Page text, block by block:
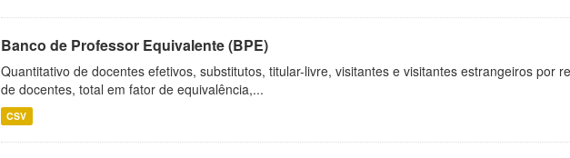
Banco de Professor Equivalente (BPE)
Quantitativo de docentes efetivos, substitutos, titular-livre, visitantes e visitantes estrangeiros por
de docentes, total em fator de equivalência,...
CSV